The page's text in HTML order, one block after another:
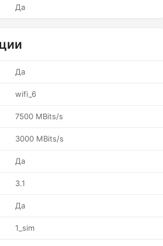
Да
Да
wifi_6
7500 MBits/s
3000 MBits/s
Да
3.1
Да
1_sim